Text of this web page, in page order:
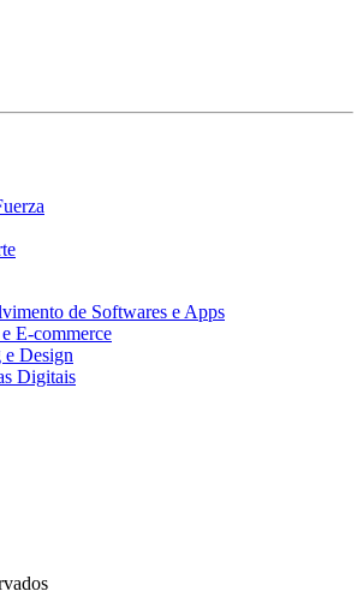
de Softwares e Apps
E-commerce
Design
Digitais